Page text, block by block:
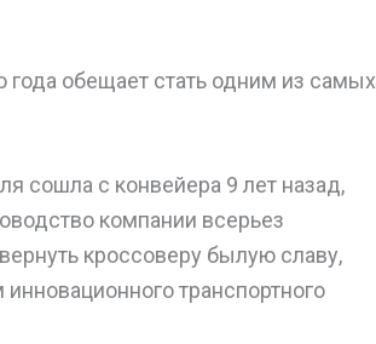
года обещает стать одним из самых
сошла с конвейера 9 лет назад,
компании всерьез
кроссоверу былую славу,
транспортного